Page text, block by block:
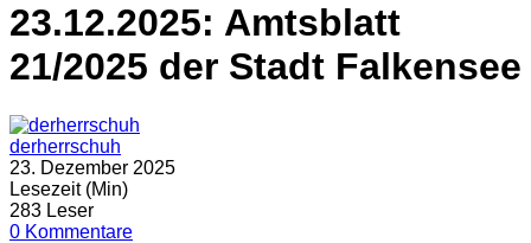
23.12.2025: Amtsblatt
21/2025 der Stadt Falkensee
derherrschuh
23. Dezember 2025
Lesezeit (Min)
283 Leser
0 Kommentare